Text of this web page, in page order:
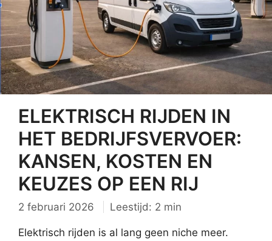
ELEKTRISCH RIJDEN IN
HET BEDRIJFSVERVOER:
KANSEN, KOSTEN EN
KEUZES OP EEN RIJ
2 februari 2026 Leestijd: 2 min
Elektrisch rijden is al lang geen niche meer.